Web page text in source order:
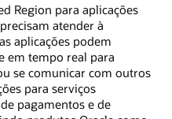
Region para aplicações
atender à
aplicações podem
em tempo real para
se comunicar com outros
para serviços
pagamentos e de